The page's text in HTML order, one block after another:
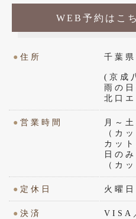
WEB予約はこ
● 住所 千葉
(京成
雨の
北口
● 営業時間
月～
（カ
カッ
日の
（カ
● 定休日 火曜日
● 決済
VISA